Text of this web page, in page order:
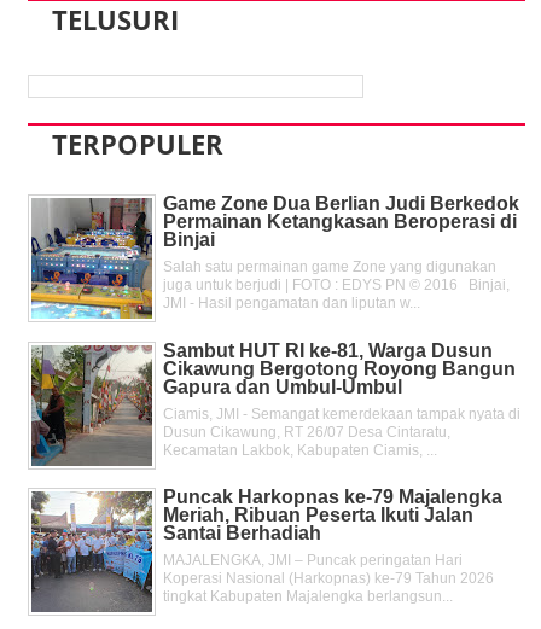
TELUSURI
TERPOPULER
Game Zone Dua Berlian Judi Berkedok
Permainan Ketangkasan Beroperasi di
Binjai
Salah satu permainan game Zone yang digunakan
juga untuk berjudi | FOTO : EDYS PN © 2016 Binjai,
JMI - Hasil pengamatan dan liputan w...
Sambut HUT RI ke-81, Warga Dusun
Cikawung Bergotong Royong Bangun
Gapura dan Umbul-Umbul
Ciamis, JMI - Semangat kemerdekaan tampak nyata di
Dusun Cikawung, RT 26/07 Desa Cintaratu,
Kecamatan Lakbok, Kabupaten Ciamis, ...
Puncak Harkopnas ke-79 Majalengka
Meriah, Ribuan Peserta Ikuti Jalan
Santai Berhadiah
MAJALENGKA, JMI – Puncak peringatan Hari
Koperasi Nasional (Harkopnas) ke-79 Tahun 2026
tingkat Kabupaten Majalengka berlangsun...